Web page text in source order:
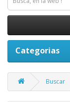
Categorias
Buscar